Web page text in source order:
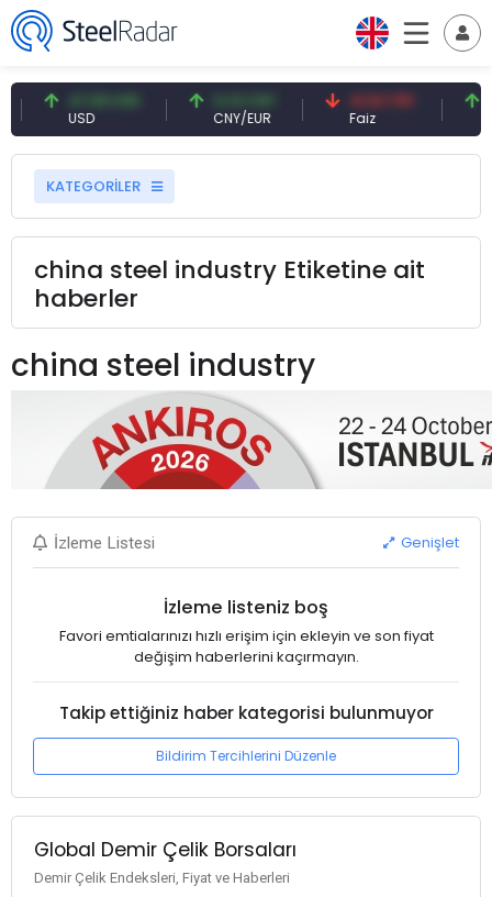
47,59 USD
USD
0,13 CNY
CNY/EUR
41,53 TRY
Faiz
KATEGORİLER
china steel industry Etiketine ait
haberler
china steel industry
İzleme Listesi Genişlet
İzleme listeniz boş
Favori emtialarınızı hızlı erişim için ekleyin ve son fiyat
değişim haberlerini kaçırmayın.
Takip ettiğiniz haber kategorisi bulunmuyor
Bildirim Tercihlerini Düzenle
Global Demir Çelik Borsaları
Demir Çelik Endeksleri, Fiyat ve Haberleri